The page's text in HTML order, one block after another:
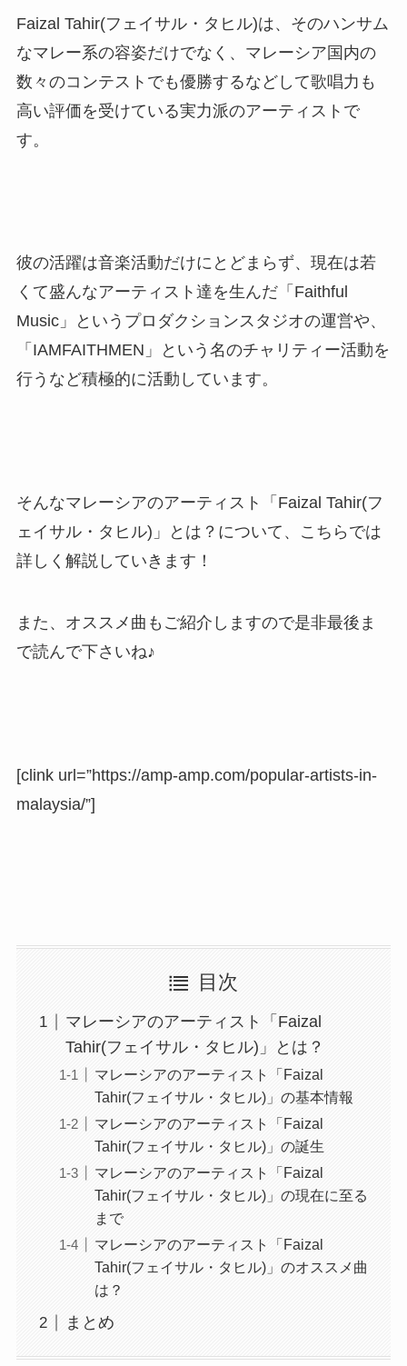
Faizal Tahir(フェイサル・タヒル)は、そのハンサム
なマレー系の容姿だけでなく、マレーシア国内の
数々のコンテストでも優勝するなどして歌唱力も
高い評価を受けている実力派のアーティストで
す。
彼の活躍は音楽活動だけにとどまらず、現在は若
くて盛んなアーティスト達を生んだ「Faithful
Music」というプロダクションスタジオの運営や、
「IAMFAITHMEN」という名のチャリティー活動を
行うなど積極的に活動しています。
そんなマレーシアのアーティスト「Faizal Tahir(フ
ェイサル・タヒル)」とは？について、こちらでは
詳しく解説していきます！
また、オススメ曲もご紹介しますので是非最後ま
で読んで下さいね♪
[clink url=”https://amp-amp.com/popular-artists-in-
malaysia/”]
目次
マレーシアのアーティスト「Faizal
Tahir(フェイサル・タヒル)」とは？
マレーシアのアーティスト「Faizal
Tahir(フェイサル・タヒル)」の基本情報
マレーシアのアーティスト「Faizal
Tahir(フェイサル・タヒル)」の誕生
マレーシアのアーティスト「Faizal
Tahir(フェイサル・タヒル)」の現在に至る
まで
マレーシアのアーティスト「Faizal
Tahir(フェイサル・タヒル)」のオススメ曲
は？
まとめ